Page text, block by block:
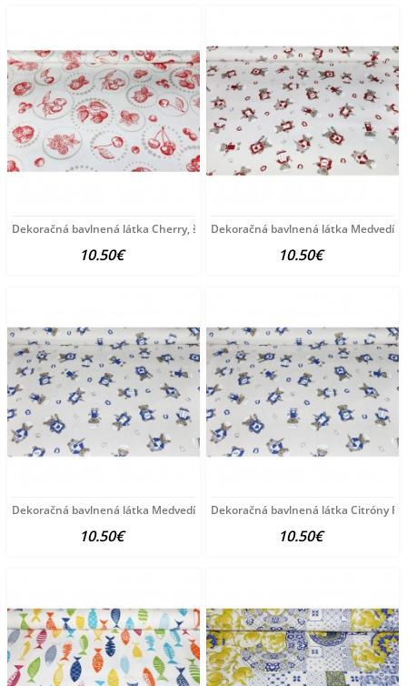
Dekoračná bavlnená látka Cherry, š. 140 cm Viacfarebná
10.50€
Dekoračná bavlnená látka Medvedík
10.50€
Dekoračná bavlnená látka Medvedík šefkuchár v modrom,
10.50€
Dekoračná bavlnená látka Citróny
10.50€